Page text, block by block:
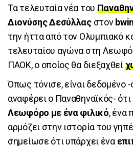
Τα τελευταία νέα του
Διονύσης Δεσύλλαςστον
την ήττα από τον Ολυμπιακό
τελευταίου αγώνα στη
ΠΑΟΚ, ο οποίος θα διεξαχθεί
Όπως τόνισε, είναι δεδομένο
αναφέρει ο Παναθηναϊκός- ότι
Λεωφόρο με ένα φιλικό, ένα
αρμόζει στην ιστορία του
σημείωσε ότι υπάρχει ένα